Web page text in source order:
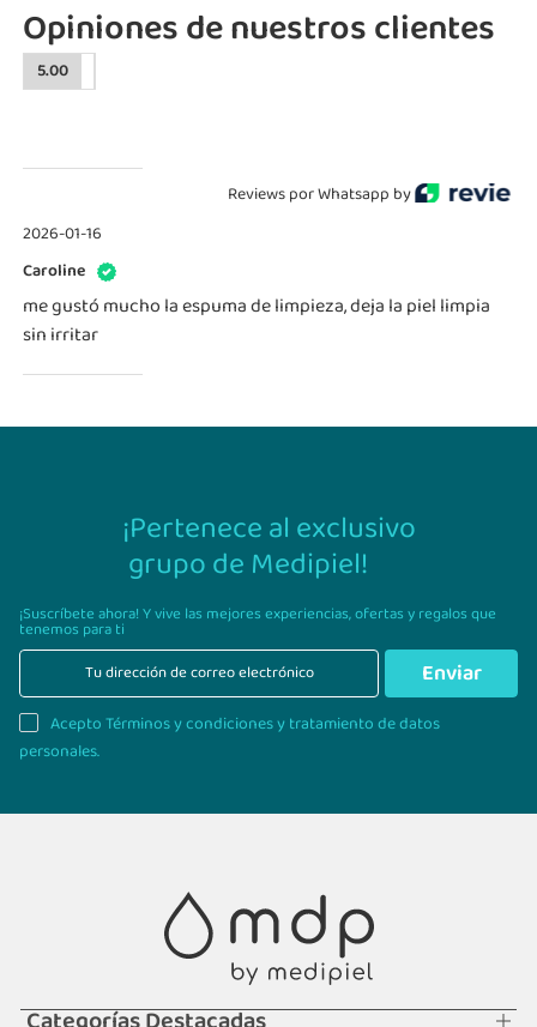
Opiniones de nuestros clientes
5.00
Reviews por Whatsapp by
2026-01-16
Caroline
me gustó mucho la espuma de limpieza, deja la piel limpia
sin irritar
¡Pertenece al exclusivo
grupo de Medipiel!
¡Suscríbete ahora! Y vive las mejores experiencias,ofertas y regalos que
tenemos para ti
Enviar
Acepto Términos y condiciones y tratamiento de datos
personales.